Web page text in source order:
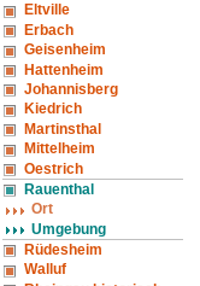
Eltville
Erbach
Geisenheim
Hattenheim
Johannisberg
Kiedrich
Martinsthal
Mittelheim
Oestrich
Rauenthal
Ort
Umgebung
Rüdesheim
Walluf